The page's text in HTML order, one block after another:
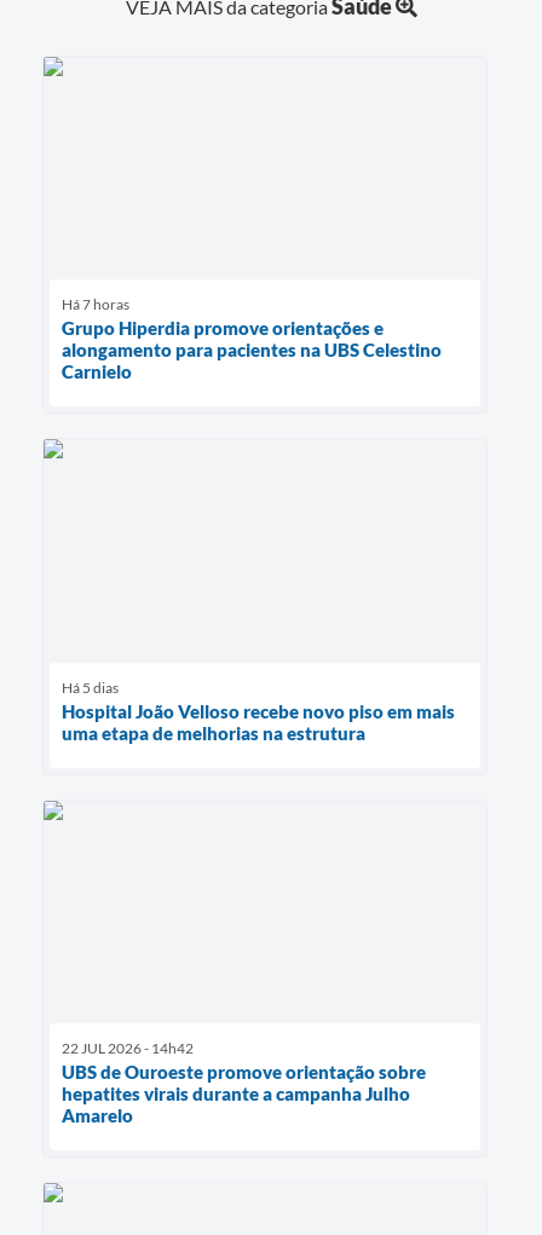
VEJA MAIS da categoriaSaúde
Há 7 horas
Grupo Hiperdia promove orientações e
alongamento para pacientes na UBS Celestino
Carnielo
Há 5 dias
Hospital João Velloso recebe novo piso em mais
uma etapa de melhorias na estrutura
22 JUL 2026 - 14h42
UBS de Ouroeste promove orientação sobre
hepatites virais durante a campanha Julho
Amarelo